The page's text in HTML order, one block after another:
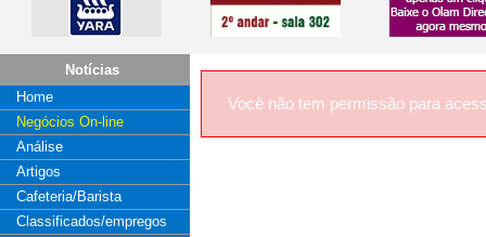
Notícias
Home
Negócios On-line
Análise
Artigos
Cafeteria/Barista
Classificados/empregos
Você não tem permissão para